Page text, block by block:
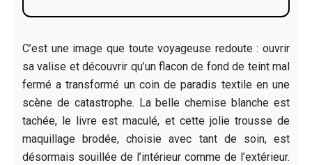
C’est une image que toute voyageuse redoute : ouvrir
sa valise et découvrir qu’un flacon de fond de teint mal
fermé a transformé un coin de paradis textile en une
scène de catastrophe. La belle chemise blanche est
tachée, le livre est maculé, et cette jolie trousse de
maquillage brodée, choisie avec tant de soin, est
désormais souillée de l’intérieur comme de l’extérieur.